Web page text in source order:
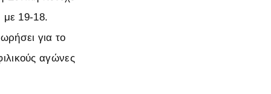
με 19-18.
για το
αγώνες